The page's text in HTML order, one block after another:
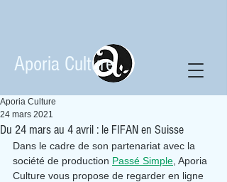
Aporia Culture
Du 24 mars au 4 avril : le FIFAN en Suisse
Aporia Culture
24 mars 2021
Dans le cadre de son partenariat avec la
société de production Passé Simple , Aporia
Culture vous propose de regarder en ligne